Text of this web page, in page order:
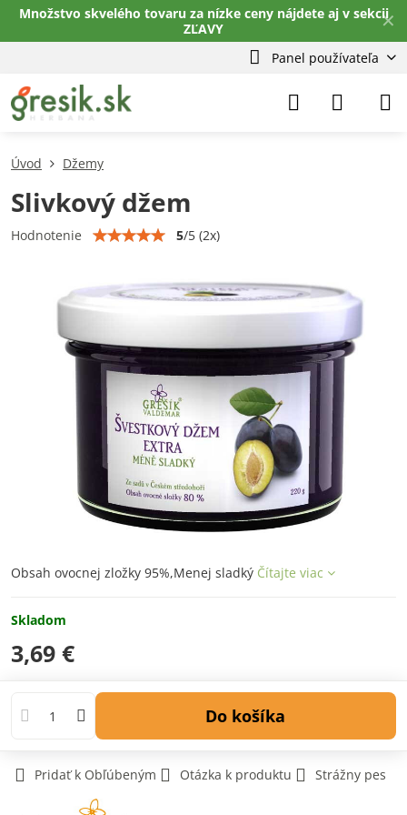
✕
Množstvo skvelého tovaru za nízke ceny nájdete aj v sekcii
ZĽAVY
Panel používateľa
Úvod Džemy
Slivkový džem
Hodnotenie 5/5 (2x)
Obsah ovocnej zložky 95%,Menej sladký Čítajte viac
Skladom
3,69 €
Do košíka
Pridať k Obľúbeným Otázka k produktu Strážny pes